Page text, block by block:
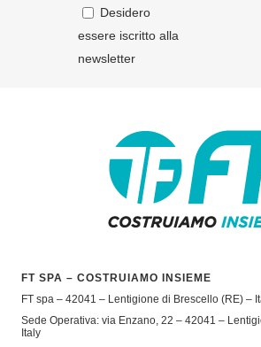
Desidero
essere iscritto alla
newsletter
FT SPA – COSTRUIAMO INSIEME
FT spa – 42041 – Lentigione di Brescello (RE) –
Sede Operativa: via Enzano, 22 – 42041 –
Italy